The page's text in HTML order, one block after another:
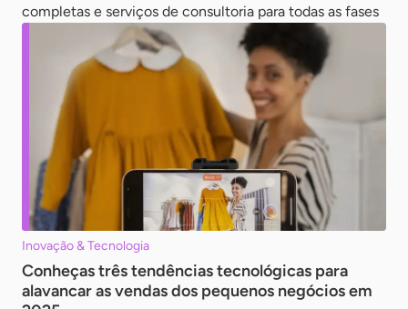
completas e serviços de consultoria para todas as fases
Inovação & Tecnologia
Conheças três tendências tecnológicas para
alavancar as vendas dos pequenos negócios em